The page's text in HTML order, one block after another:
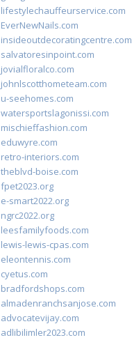
lifestylechauffeurservice.com
EverNewNails.com
insideoutdecoratingcentre.com
salvatoresinpoint.com
jovialfloralco.com
johnlscotthometeam.com
u-seehomes.com
watersportslagonissi.com
mischieffashion.com
eduwyre.com
retro-interiors.com
theblvd-boise.com
fpet2023.org
e-smart2022.org
ngrc2022.org
leesfamilyfoods.com
lewis-lewis-cpas.com
eleontennis.com
cyetus.com
bradfordshops.com
almadenranchsanjose.com
advocatevijay.com
adlibilimler2023.com